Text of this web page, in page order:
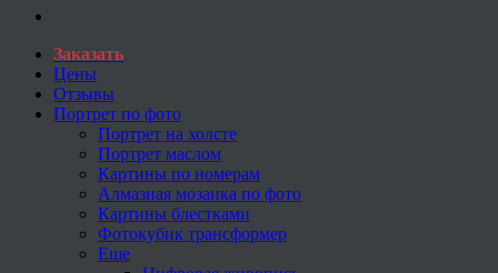
Заказать
Цены
Отзывы
Портрет по фото
Портрет на холсте
Портрет маслом
Картины по номерам
Алмазная мозаика по фото
Картины блестками
Фотокубик трансформер
Еще